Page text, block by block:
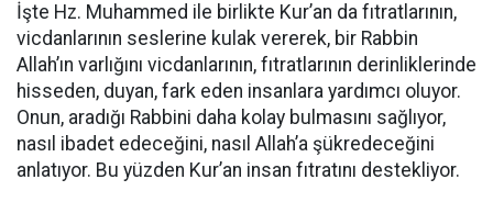
İşte Hz. Muhammed ile birlikte Kur’an da fıtratlarının,
vicdanlarının seslerine kulak vererek, bir Rabbin
Allah’ın varlığını vicdanlarının, fıtratlarının derinliklerinde
hisseden, duyan, fark eden insanlara yardımcı oluyor.
Onun, aradığı Rabbini daha kolay bulmasını sağlıyor,
nasıl ibadet edeceğini, nasıl Allah’a şükredeceğini
anlatıyor. Bu yüzden Kur’an insan fıtratını destekliyor.